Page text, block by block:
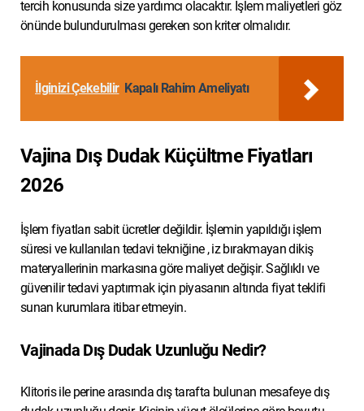
tercih konusunda size yardımcı olacaktır. İşlem maliyetleri göz
önünde bulundurulması gereken son kriter olmalıdır.
İlginizi Çekebilir Kapalı Rahim Ameliyatı
Vajina Dış Dudak Küçültme Fiyatları
2026
İşlem fiyatları sabit ücretler değildir. İşlemin yapıldığı işlem
süresi ve kullanılan tedavi tekniğine , iz bırakmayan dikiş
materyallerinin markasına göre maliyet değişir. Sağlıklı ve
güvenilir tedavi yaptırmak için piyasanın altında fiyat teklifi
sunan kurumlara itibar etmeyin.
Vajinada Dış Dudak Uzunluğu Nedir?
Klitoris ile perine arasında dış tarafta bulunan mesafeye dış